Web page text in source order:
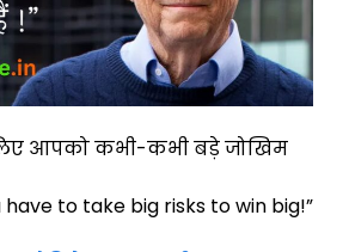
आपको कभी-कभी बड़े जोखिम
have to take big risks to win big!”